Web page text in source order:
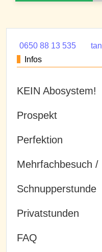
0650 88 13 535
Infos
KEIN Abosystem!
Prospekt
Perfektion
Mehrfachbesuch /
Schnupperstunde
Privatstunden
FAQ